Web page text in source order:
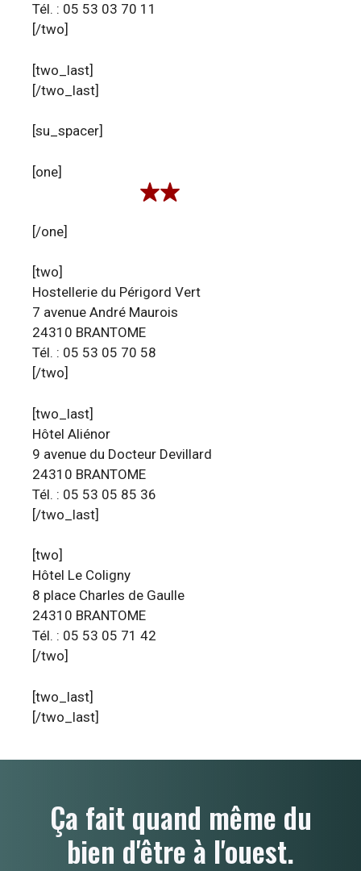
Tél. : 05 53 03 70 11
[/two]
[two_last]
[/two_last]
[su_spacer]
[one]
[/one]
[two]
Hostellerie du Périgord Vert
7 avenue André Maurois
24310 BRANTOME
Tél. : 05 53 05 70 58
[/two]
[two_last]
Hôtel Aliénor
9 avenue du Docteur Devillard
24310 BRANTOME
Tél. : 05 53 05 85 36
[/two_last]
[two]
Hôtel Le Coligny
8 place Charles de Gaulle
24310 BRANTOME
Tél. : 05 53 05 71 42
[/two]
[two_last]
[/two_last]
Ça fait quand même du
bien d'être à l'ouest.